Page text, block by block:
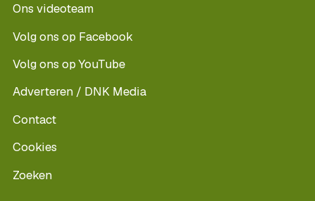
Ons videoteam
Volg ons op Facebook
Volg ons op YouTube
Adverteren / DNK Media
Contact
Cookies
Zoeken